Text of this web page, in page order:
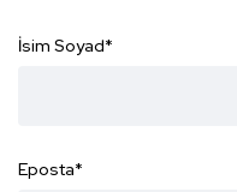
İsim Soyad*
Eposta*